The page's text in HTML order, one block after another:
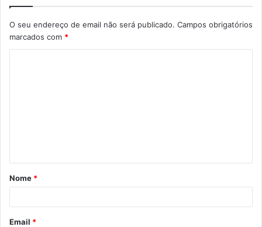
O seu endereço de email não será publicado. Campos obrigatórios
marcados com *
á
r
Nome *
Email *